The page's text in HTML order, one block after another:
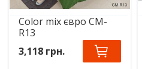
Color mix євро CM-
R13
3,118 грн.